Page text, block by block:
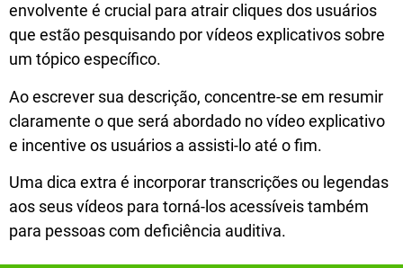
envolvente é crucial para atrair cliques dos usuários
que estão pesquisando por vídeos explicativos sobre
um tópico específico.
Ao escrever sua descrição, concentre-se em resumir
claramente o que será abordado no vídeo explicativo
e incentive os usuários a assisti-lo até o fim.
Uma dica extra é incorporar transcrições ou legendas
aos seus vídeos para torná-los acessíveis também
para pessoas com deficiência auditiva.